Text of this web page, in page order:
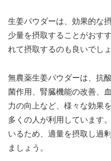
生姜パウダーは、効果的な
少量を摂取することがおす
れて摂取するのも良いでしょ
無農薬生姜パウダーは、抗
菌作用、腎臓機能の改善、
力の向上など、様々な効果
多くの人が利用しています
いるため、適量を摂取し過
ましょう。